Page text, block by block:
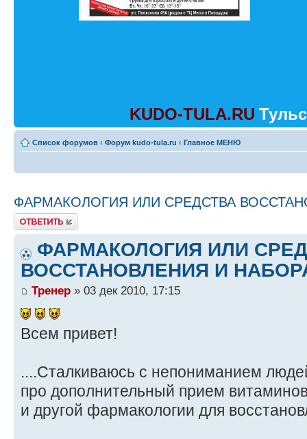
KUDO-TULA.RU
Список форумов ‹ Форум kudo-tula.ru ‹ Главное МЕНЮ
ФАРМАКОЛОГИЯ ИЛИ СРЕДСТВА
Ответить
ФАРМАКОЛОГИЯ ИЛИ
ВОССТАНОВЛЕНИЯ И
Тренер » 03 дек 2010, 17:15
Всем привет!
....Сталкиваюсь с непониманием
про дополнительный прием
и другой фармакологии для